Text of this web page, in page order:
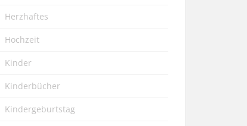
Herzhaftes
Hochzeit
Kinder
Kinderbücher
Kindergeburtstag